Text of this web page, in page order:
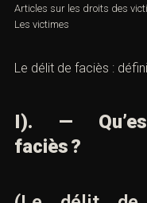
Articles sur les droits des
Les victimes
Le délit de faciès :
I). —
faciès ?